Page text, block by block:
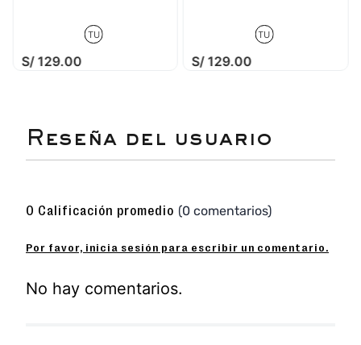
elegante fácil de combinar con cualquier outfit
Planta alta de 4.5 cm.
TU
S/ 129.00
TU
S/ 129.00
0 Calificación promedio (0 comentarios)
Por favor, inicia sesión para escribir un comentario.
No hay comentarios.